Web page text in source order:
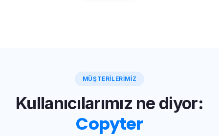
MÜŞTERILERIMIZ
Kullanıcılarımız ne diyor:
Copyter